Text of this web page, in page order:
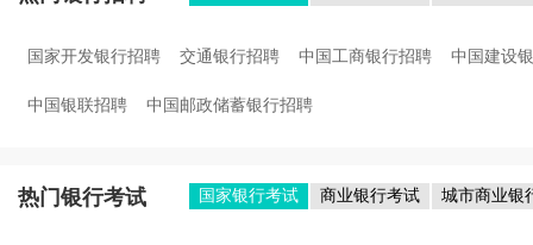
国家开发银行招聘 交通银行招聘 中国工商银行招聘 中国建设
中国银联招聘 中国邮政储蓄银行招聘
热门银行考试 国家银行考试 商业银行考试 城市商业银